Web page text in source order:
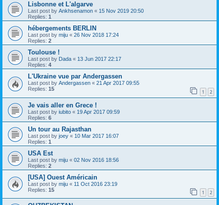
Lisbonne et L'algarve
Last post by Ankhsenamon « 15 Nov 2019 20:50
Replies: 1
hébergements BERLIN
Last post by miju « 26 Nov 2018 17:24
Replies: 2
Toulouse !
Last post by Dada « 13 Jun 2017 22:17
Replies: 4
L'Ukraine vue par Andergassen
Last post by Andergassen « 21 Apr 2017 09:55
Replies: 15 1 2
Je vais aller en Grece !
Last post by iubito « 19 Apr 2017 09:59
Replies: 6
Un tour au Rajasthan
Last post by joey « 10 Mar 2017 16:07
Replies: 1
USA Est
Last post by miju « 02 Nov 2016 18:56
Replies: 2
[USA] Ouest Américain
Last post by miju « 11 Oct 2016 23:19
Replies: 15 1 2